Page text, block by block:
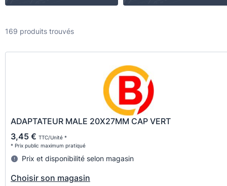
169 produits trouvés
ADAPTATEUR MALE 20X27MM CAP VERT
3,45 € TTC/Unité *
* Prix public maximum pratiqué
Prix et disponibilité selon magasin
Choisir son magasin